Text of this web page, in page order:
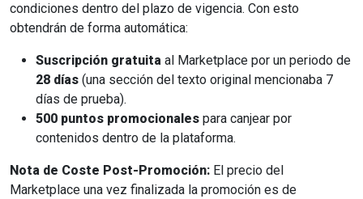
condiciones dentro del plazo de vigencia. Con esto
obtendrán de forma automática:
Suscripción gratuita al Marketplace por un periodo de
28 días (una sección del texto original mencionaba 7
días de prueba).
500 puntos promocionales para canjear por
contenidos dentro de la plataforma.
Nota de Coste Post-Promoción: El precio del
Marketplace una vez finalizada la promoción es de